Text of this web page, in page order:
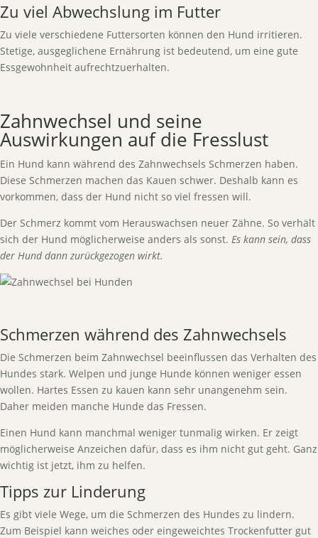
Zu viel Abwechslung im Futter
Zu viele verschiedene Futtersorten können den Hund irritieren.
Stetige, ausgeglichene Ernährung ist bedeutend, um eine gute
Essgewohnheit aufrechtzuerhalten.
Zahnwechsel und seine
Auswirkungen auf die Fresslust
Ein Hund kann während des Zahnwechsels Schmerzen haben.
Diese Schmerzen machen das Kauen schwer. Deshalb kann es
vorkommen, dass der Hund nicht so viel fressen will.
Der Schmerz kommt vom Herauswachsen neuer Zähne. So verhält
sich der Hund möglicherweise anders als sonst. Es kann sein, dass
der Hund dann zurückgezogen wirkt.
Schmerzen während des Zahnwechsels
Die Schmerzen beim Zahnwechsel beeinflussen das Verhalten des
Hundes stark. Welpen und junge Hunde können weniger essen
wollen. Hartes Essen zu kauen kann sehr unangenehm sein.
Daher meiden manche Hunde das Fressen.
Einen Hund kann manchmal weniger tunmalig wirken. Er zeigt
möglicherweise Anzeichen dafür, dass es ihm nicht gut geht. Ganz
wichtig ist jetzt, ihm zu helfen.
Tipps zur Linderung
Es gibt viele Wege, um die Schmerzen des Hundes zu lindern.
Zum Beispiel kann weiches oder eingeweichtes Trockenfutter gut